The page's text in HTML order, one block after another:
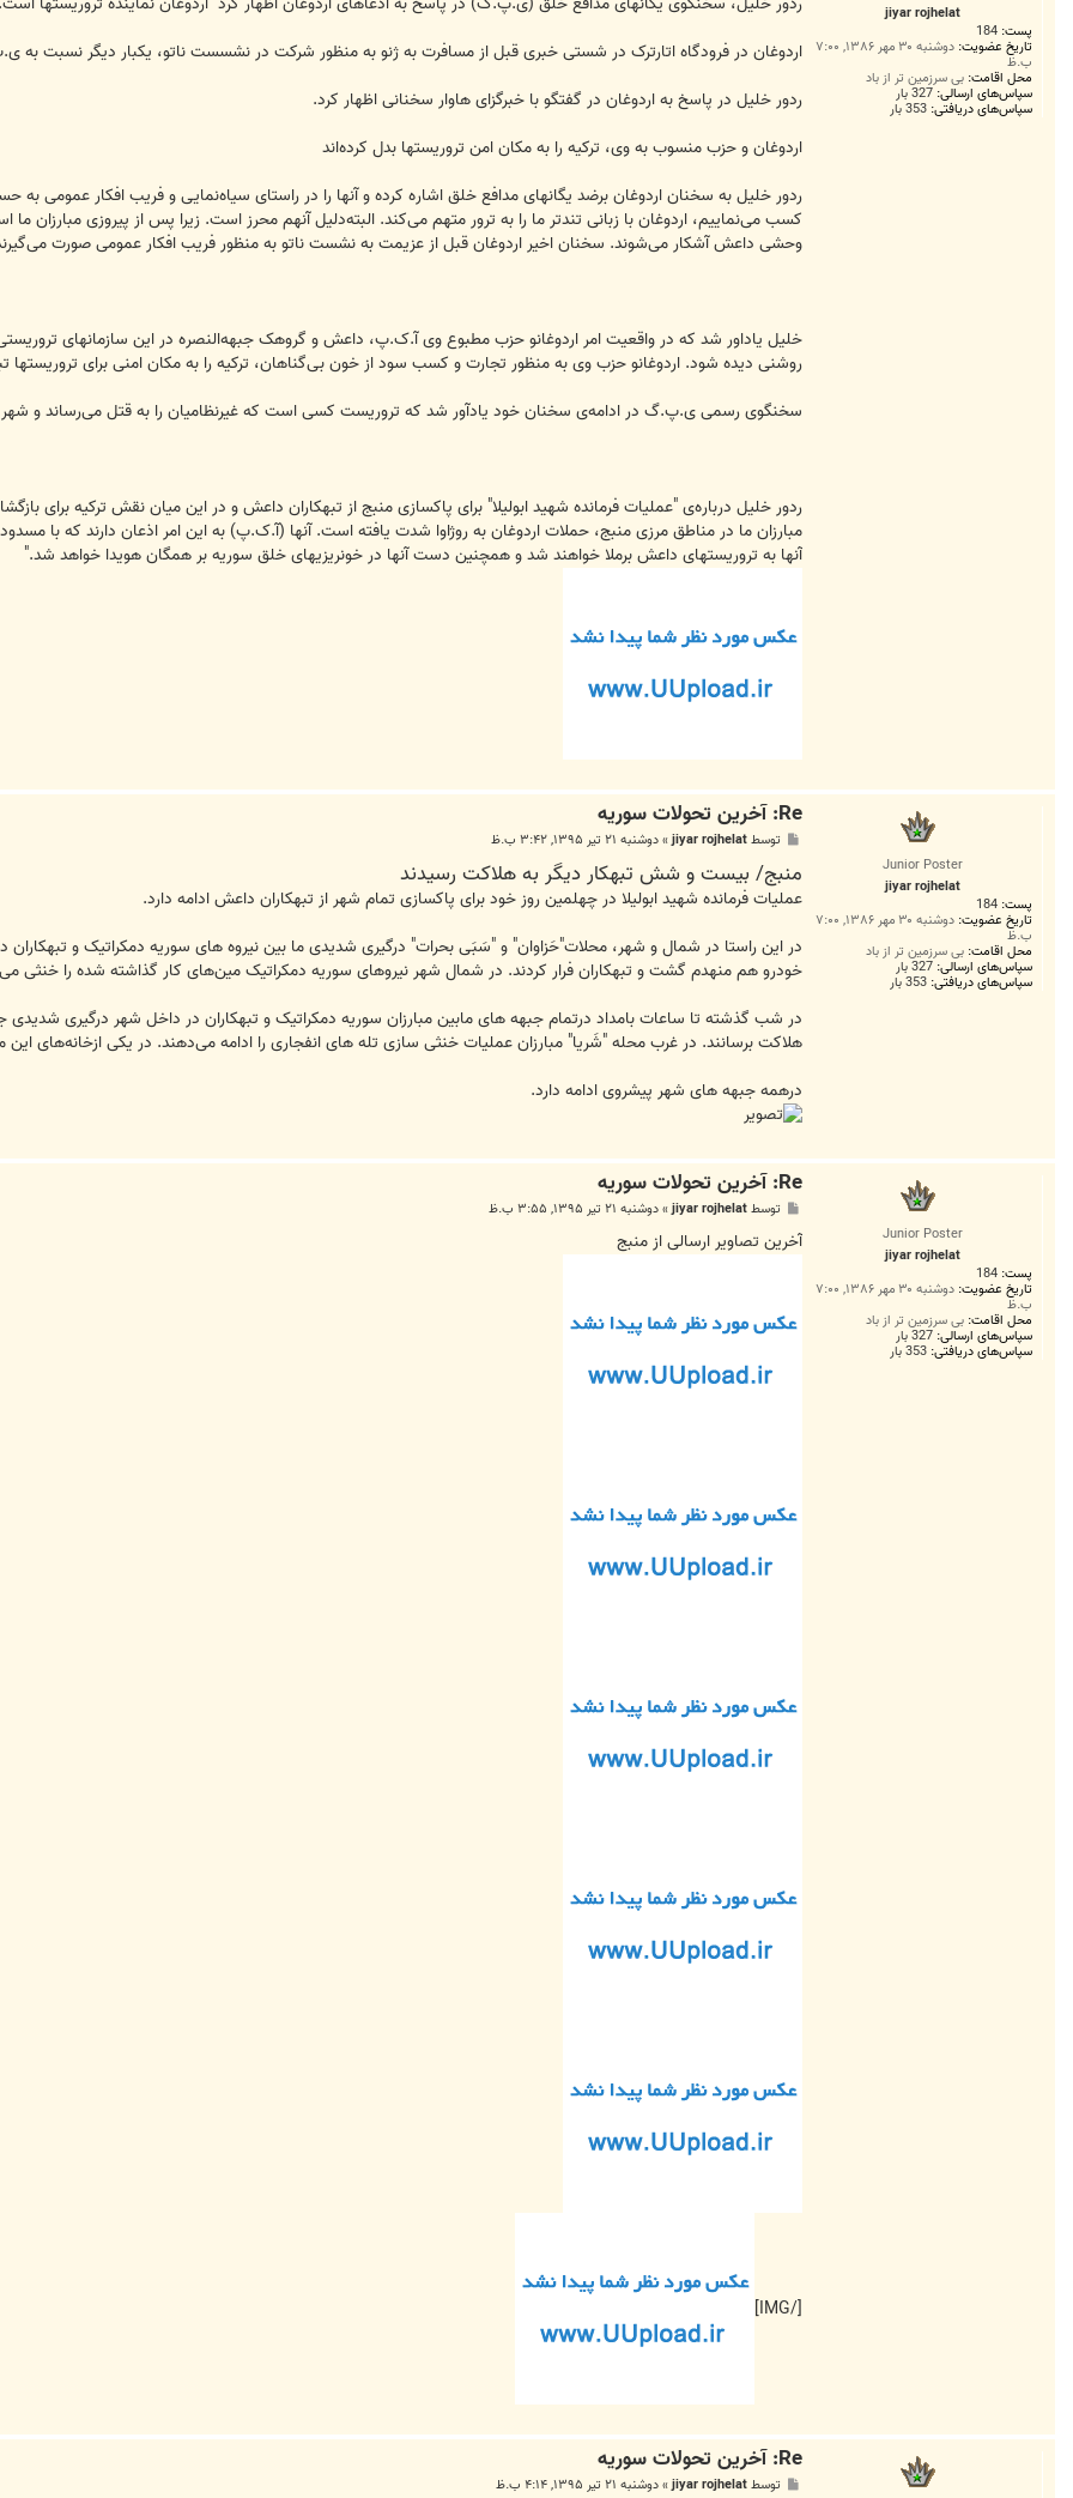
jiyar rojhelat
پست: 184
تاریخ عضویت: دوشنبه ۳۰ مهر ۱۳۸۶, ۷:۰۰
ب.ظ
محل اقامت: بی سرزمین تر از باد
سپاس‌های ارسالی: 327 بار
سپاس‌های دریافتی: 353 بار
اردوغان در فرودگاە اتارترک در شستی خبری قبل از مسافرت بە ژنو بە منظور شرکت در نشسست ناتو، یکبار دیگر نسبت بە
ردور خلیل در پاسخ بە اردوغان در گفتگو با خبرگزای هاوار سخنانی اظهار کرد.
اردوغان و حزب منسوب بە وی، ترکیە را بە مکان امن تروریستها بدل کردەاند
ردور خلیل بە سخنان اردوغان برضد یگانهای مدافع خلق اشارە کردە و آنها را در راستای سیاەنمایی و فریب افکار عمومی بە
کسب می‌نماییم، اردوغان با زبانی تندتر ما را بە ترور متهم می‌کند. البتەدلیل آنهم محرز است. زیرا پس از پیروزی مبارزان
وحشی داعش آشکار می‌شوند. سخنان اخیر اردوغان قبل از عزیمت بە نشست ناتو بە منظور فریب افکار عمومی صورت
خلیل یاداور شد کە در واقعیت امر اردوغانو حزب مطبوع وی آ.ک.پ، داعش و گروهک جبهەالنصرە در این سازمانهای
روشنی دیدە شود. اردوغانو حزب وی بە منظور تجارت و کسب سود از خون بی‌گناهان، ترکیە را بە مکان امنی برای تروریستها
سخنگوی رسمی ی.پ.گ در ادامەی سخنان خود یادآور شد کە تروریست کسی است کە غیرنظامیان را بە قتل می‌رساند و شهر و
ردور خلیل دربارەی "عملیات فرماندە شهید ابولیلا" برای پاکسازی منبج از تبهکاران داعش و در این میان نقش ترکیە برای
مبارزان ما در مناطق مرزی منبج، حملات اردوغان بە روژاوا شدت یافتە است. آنها (آ.ک.پ) بە این امر اذعان دارند کە با
آنها بە تروریستهای داعش برملا خواهند شد و همچنین دست آنها در خونریزیهای خلق سوریە بر همگان هویدا خواهد شد."
Junior Poster
jiyar rojhelat
پست: 184
تاریخ عضویت: دوشنبه ۳۰ مهر ۱۳۸۶, ۷:۰۰
ب.ظ
محل اقامت: بی سرزمین تر از باد
سپاس‌های ارسالی: 327 بار
سپاس‌های دریافتی: 353 بار
Re: آخرين تحولات سوريه
ت
توسطjiyar rojhelat
»دوشنبه ۲۱ تیر ۱۳۹۵, ۳:۴۲ ب.ظ
منبج/ بیست و شش تبهکار دیگر بە هلاکت رسیدند
عملیات فرماندە شهید ابولیلا در چهلمین روز خود برای پاکسازی تمام شهر از تبهکاران داعش ادامە دارد.
در این راستا در شمال و شهر، محلات"حَزاوان" و "سَبَی بحرات" درگیری شدیدی ما بین نیروه های سوریه دمکراتیک و
خودرو هم منهدم گشت و تبهکاران فرار کردند. در شمال شهر نیروهای سوریه دمکراتیک مین‌های کار گذاشته شده را خنثی
در شب گذشته تا ساعات بامداد درتمام جبهه های مابین مبارزان سوریه دمکراتیک و تبهکاران در داخل شهر درگیری شدیدی
هلاکت برسانند. در غرب محله "شَریا" مبارزان عملیات خنثی سازی تله های انفجاری را ادامه می‌دهند. در یکی ازخانه‌های این
درهمه جبهه های شهر پیشروی ادامه دارد.
Junior Poster
jiyar rojhelat
پست: 184
تاریخ عضویت: دوشنبه ۳۰ مهر ۱۳۸۶, ۷:۰۰
ب.ظ
محل اقامت: بی سرزمین تر از باد
سپاس‌های ارسالی: 327 بار
سپاس‌های دریافتی: 353 بار
Re: آخرين تحولات سوريه
ت
توسطjiyar rojhelat
»دوشنبه ۲۱ تیر ۱۳۹۵, ۳:۵۵ ب.ظ
آخرین تصاویر ارسالی از منبج
[/IMG]
Re: آخرين تحولات سوريه
توسطjiyar rojhelat
»دوشنبه ۲۱ تیر ۱۳۹۵, ۴:۱۴ ب.ظ